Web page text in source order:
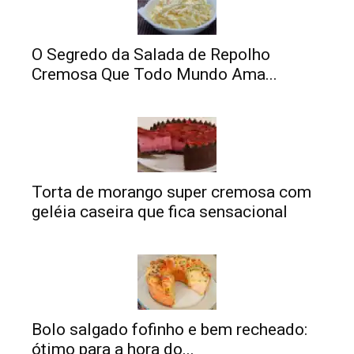
O Segredo da Salada de Repolho
Cremosa Que Todo Mundo Ama...
Torta de morango super cremosa com
geléia caseira que fica sensacional
Bolo salgado fofinho e bem recheado:
ótimo para a hora do...